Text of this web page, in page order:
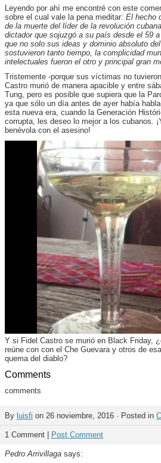
Leyendo por ahí me encontré con este
sobre el cual vale la pena meditar: El hecho
de la muerte del líder de la revolución
dictador que sojuzgó a su país desde el 59
que no solo sus ideas y dominio absoluto
sostuvieron tanto tiempo, la complicidad
intelectuales fueron el otro y principal gran
Tristemente -porque sus víctimas no
Castro murió de manera apacible y entre
Tung, pero es posible que supiera que la
ya que sólo un día antes de ayer había
esta nueva era, cuando la Generación
corrupta, les deseo lo mejor a los cubanos.
benévola con el asesino!
Y si Fidel Castro se murió en Black Friday,
reúne con con el Che Guevara y otros de
quema del diablo?
Comments
comments
By luisfi on 26 noviembre, 2016 · Posted in
1 Comment | Post Comment
Pedro Arrivillaga says: